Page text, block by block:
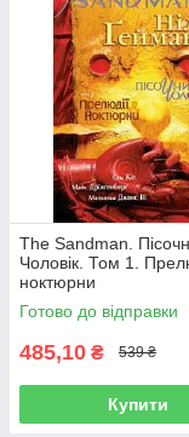
The Sandman.
Чоловік. Том 1.
ноктюрни
Готово до відправки
485,10 ₴ 539 ₴
Купити